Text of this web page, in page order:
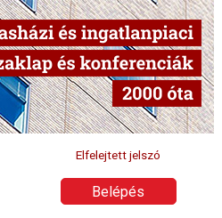
Elfelejtett jelszó
Belépés